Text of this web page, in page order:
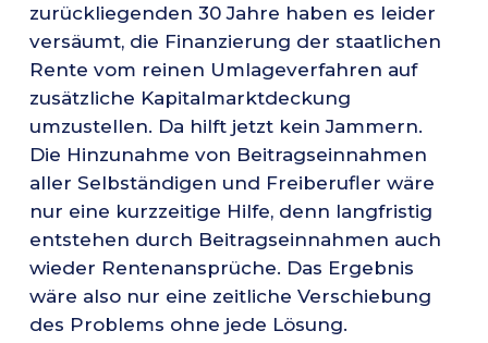
zurückliegenden 30 Jahre haben es leider
versäumt, die Finanzierung der staatlichen
Rente vom reinen Umlageverfahren auf
zusätzliche Kapitalmarktdeckung
umzustellen. Da hilft jetzt kein Jammern.
Die Hinzunahme von Beitragseinnahmen
aller Selbständigen und Freiberufler wäre
nur eine kurzzeitige Hilfe, denn langfristig
entstehen durch Beitragseinnahmen auch
wieder Rentenansprüche. Das Ergebnis
wäre also nur eine zeitliche Verschiebung
des Problems ohne jede Lösung.